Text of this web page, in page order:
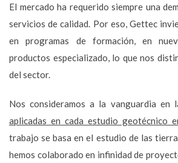
El mercado ha requerido siempre una
servicios de calidad. Por eso, Gettec
en programas de formación, en
productos especializado, lo que nos
del sector.
Nos consideramos a la vanguardia en
aplicadas en cada estudio geotécnico
trabajo se basa en el estudio de las
hemos colaborado en infinidad de